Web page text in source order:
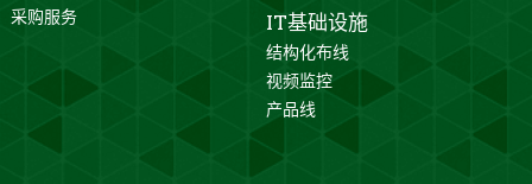
采购服务
IT基础设施
结构化布线
视频监控
产品线